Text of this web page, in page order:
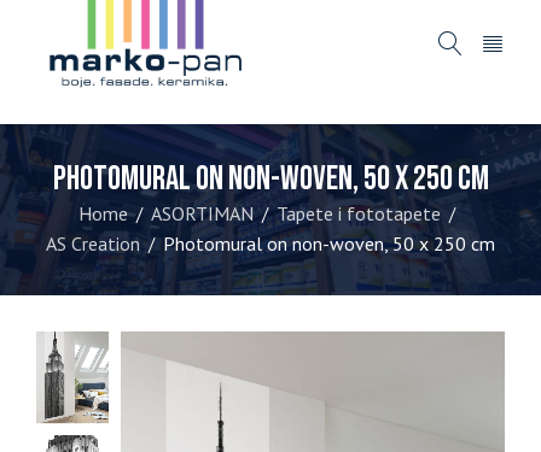
Photomural on non-woven, 50 x 250 cm
Home / ASORTIMAN / Tapete i fototapete /
AS Creation / Photomural on non-woven, 50 x 250 cm